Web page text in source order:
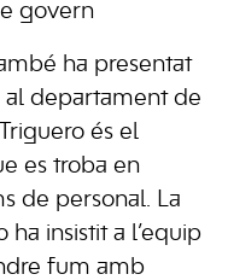
govern
ha presentat
al departament de
és el
es troba en
de personal. La
ha insistit a l’equip
fum amb